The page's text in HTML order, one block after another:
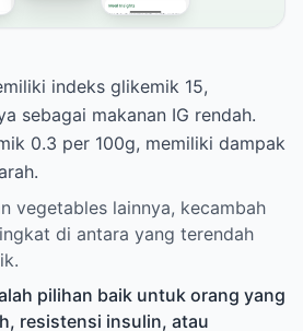
indeks glikemik 15,
sebagai makanan IG rendah.
0.3 per 100g, memiliki dampak
vegetables lainnya, kecambah
di antara yang terendah
pilihan baik untuk orang yang
resistensi insulin, atau